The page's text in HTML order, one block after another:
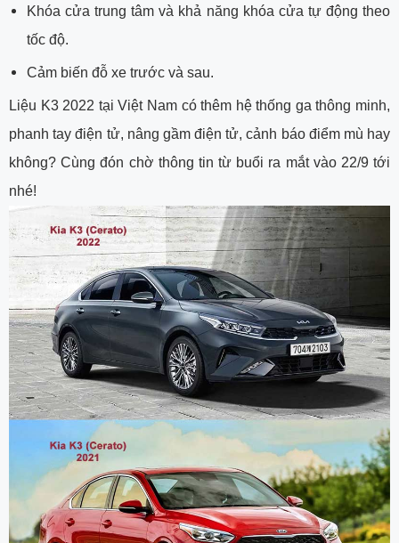
Khóa cửa trung tâm và khả năng khóa cửa tự động theo
tốc độ.
Cảm biến đỗ xe trước và sau.
Liệu K3 2022 tại Việt Nam có thêm hệ thống ga thông minh,
phanh tay điện tử, nâng gầm điện tử, cảnh báo điểm mù hay
không? Cùng đón chờ thông tin từ buổi ra mắt vào 22/9 tới
nhé!